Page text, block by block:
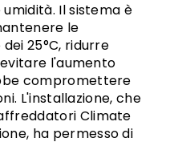
Il sistema è
le
25°C, ridurre
l'aumento
compromettere
L'installazione, che
Climate
ha permesso di